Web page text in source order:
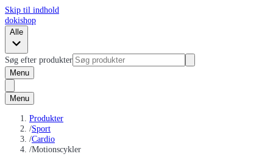
Skip til indhold
dokishop
Alle
Søg efter produkter
Menu
Menu
Produkter
/Sport
/Cardio
/Motionscykler